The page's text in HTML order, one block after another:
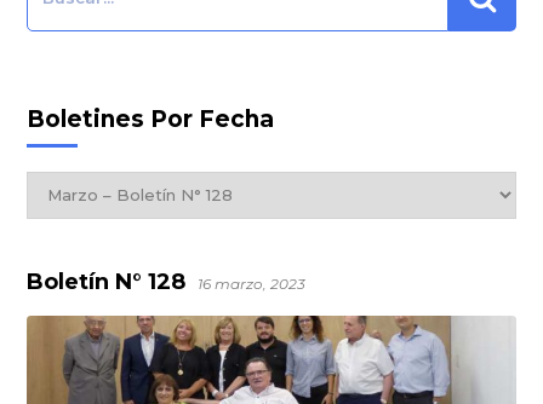
Boletín N° 128 16 marzo, 2023
Boletines Por Fecha
Boletines
por